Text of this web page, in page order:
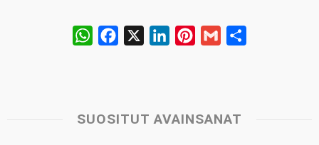
W
s
b
e
e
l
SUOSITUT AVAINSANAT